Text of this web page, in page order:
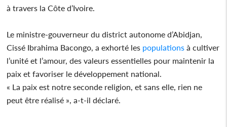
à travers la Côte d’Ivoire.
Le ministre-gouverneur du district autonome d’Abidjan,
Cissé Ibrahima Bacongo, a exhorté les populations à cultiver
l’unité et l’amour, des valeurs essentielles pour maintenir la
paix et favoriser le développement national.
« La paix est notre seconde religion, et sans elle, rien ne
peut être réalisé », a-t-il déclaré.